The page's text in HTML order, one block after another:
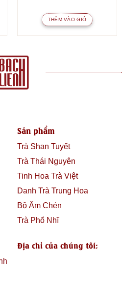
THÊM VÀO GIỎ
Sản phẩm
Trà Shan Tuyết
Trà Thái Nguyên
Tinh Hoa Trà Việt
Danh Trà Trung Hoa
Bộ Ấm Chén
Trà Phổ Nhĩ
Địa chỉ của chúng tôi: